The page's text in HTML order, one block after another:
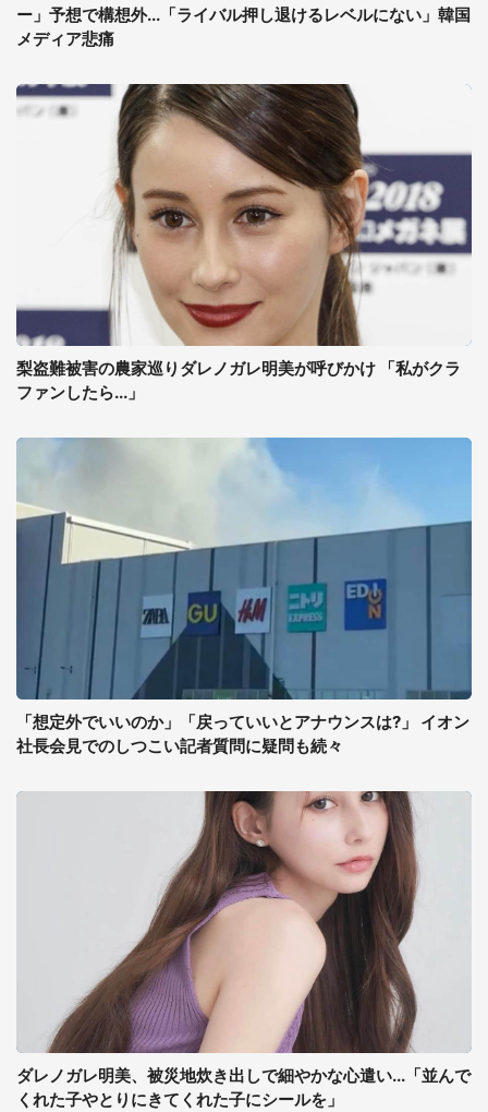
ー」予想で構想外...「ライバル押し退けるレベルにない」韓国
メディア悲痛
梨盗難被害の農家巡りダレノガレ明美が呼びかけ 「私がクラ
ファンしたら...」
「想定外でいいのか」「戻っていいとアナウンスは?」 イオン
社長会見でのしつこい記者質問に疑問も続々
ダレノガレ明美、被災地炊き出しで細やかな心遣い...「並んで
くれた子やとりにきてくれた子にシールを」